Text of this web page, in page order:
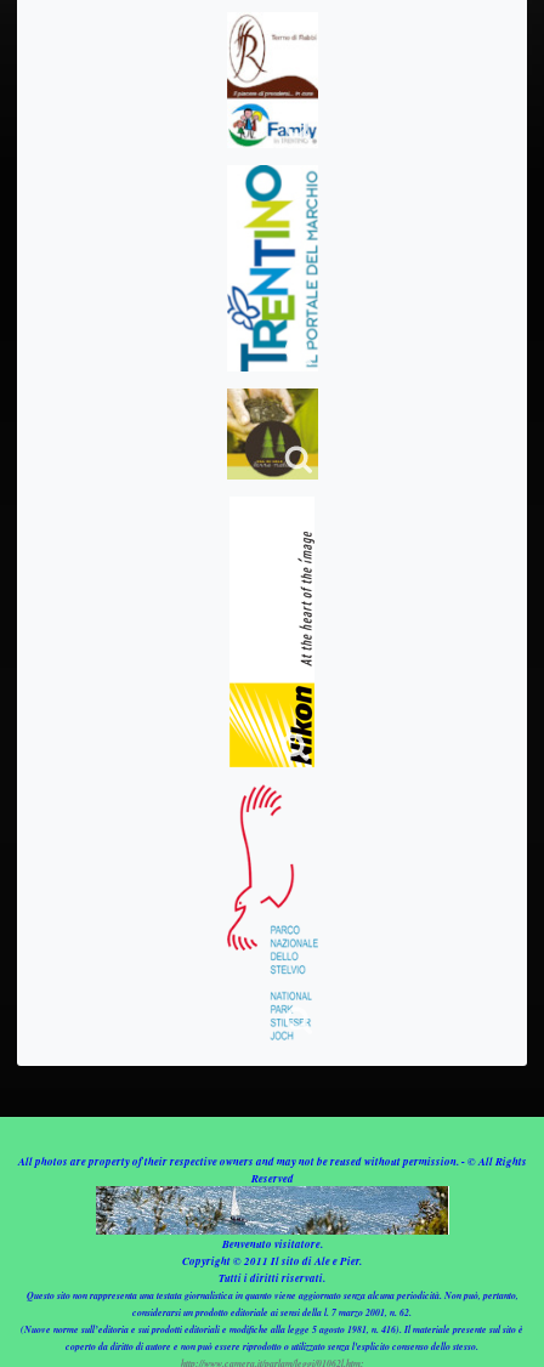
All photos are property of their respective owners and may not be reused without permission. - © All Rights
Reserved
Benvenuto visitatore.
Copyright © 2011 Il sito di Ale e Pier.
Tutti i diritti riservati.
Questo sito non rappresenta una testata giornalistica in quanto viene aggiornato senza alcuna periodicità. Non può, pertanto,
considerarsi un prodotto editoriale ai sensi della l. 7 marzo 2001, n. 62.
(Nuove norme sull’editoria e sui prodotti editoriali e modifiche alla legge 5 agosto 1981, n. 416). Il materiale presente sul sito è
coperto da diritto di autore e non può essere riprodotto o utilizzato senza l'esplicito consenso dello stesso.
http://www.camera.it/parlam/leggi/01062l.htm;